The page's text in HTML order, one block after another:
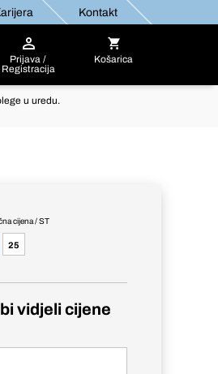
Kontakt
Prijava /
Registracija
Košarica
u uredu.
cijena / ST
25
vidjeli cijene